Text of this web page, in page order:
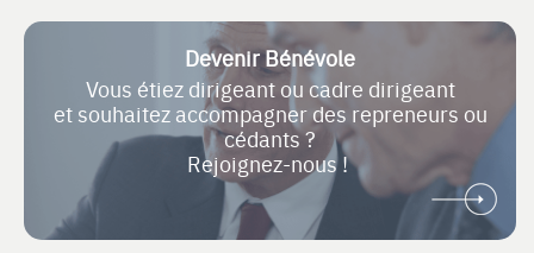
Devenir Bénévole
Vous étiez dirigeant ou cadre dirigeant
et souhaitez accompagner des repreneurs ou
cédants ?
Rejoignez-nous !